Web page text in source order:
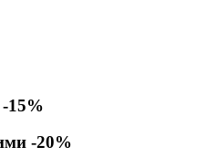
15%
-20%